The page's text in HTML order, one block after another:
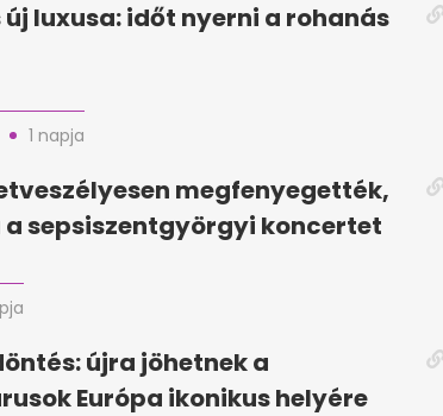
luxusa: időt nyerni a rohanás
1 napja
megfenyegették,
sepsiszentgyörgyi koncertet
újra jöhetnek a
Európa ikonikus helyére